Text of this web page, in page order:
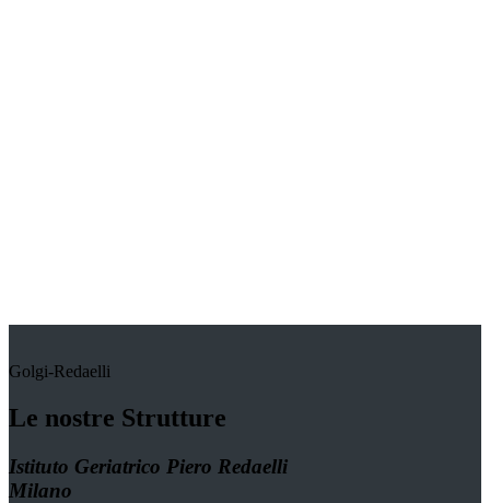
Golgi-Redaelli
Le nostre Strutture
Istituto Geriatrico Piero Redaelli
Milano